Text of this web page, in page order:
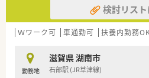
検討リス
Ｗワーク可 車通勤可 扶養内勤務
勤務地
滋賀県 湖南市
石部駅 (JR草津線)